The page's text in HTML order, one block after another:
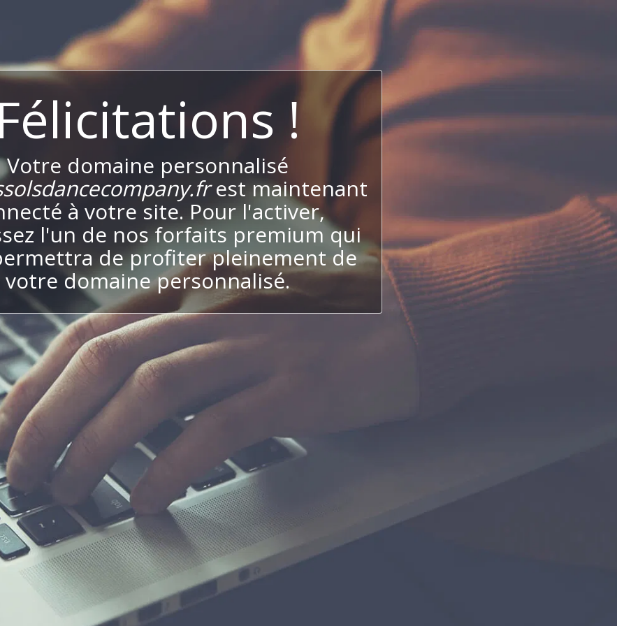
Félicitations !
Votre domaine personnalisé
est maintenant
à votre site. Pour l'activer,
l'un de nos forfaits premium qui
de profiter pleinement de
votre domaine personnalisé.